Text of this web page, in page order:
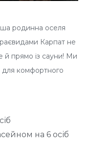
родинна оселя
Карпат не
й прямо із сауни! Ми
для комфортного
на 6 осіб